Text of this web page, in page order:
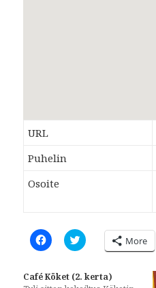
URL
Puhelin
Osoite
C
l
k
t
C
l
k
t
More
Café Köket (2. kerta)